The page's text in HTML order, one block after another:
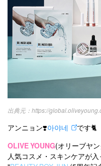
プライバシーポリシー
お問い合わせ
韓国ドラマ カフェ
https://
アンニョン❣️아야네
です🐈
OLIVE YOUNG(オリーブヤ
人気コスメ・スキンケアが入